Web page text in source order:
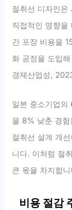
절취선 디자인은
직접적인 영향을
간 포장 비용을
화 공정을 도입
경제산업성,
일본 중소기업
을 8% 낮춘 경험
절취선 설계 개
니다. 이처럼 절
큰 몫을 차지합
비용 절감